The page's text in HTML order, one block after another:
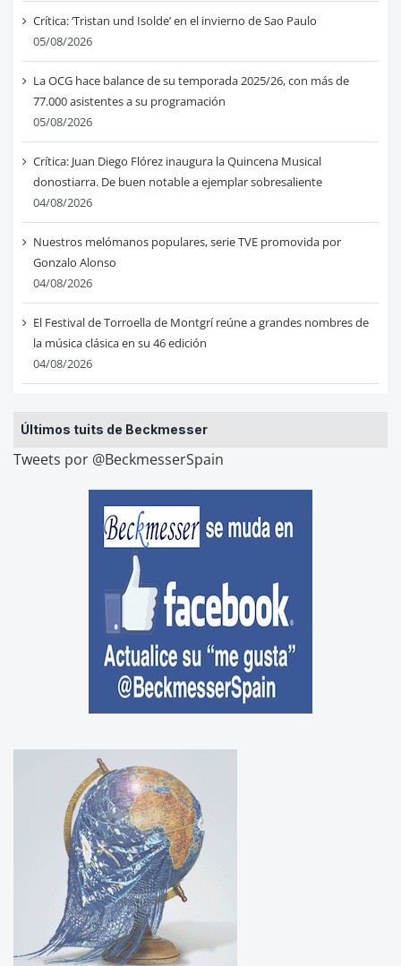
Crítica: ‘Tristan und Isolde’ en el invierno de Sao Paulo
05/08/2026
La OCG hace balance de su temporada 2025/26, con más de
77.000 asistentes a su programación
05/08/2026
Crítica: Juan Diego Flórez inaugura la Quincena Musical
donostiarra. De buen notable a ejemplar sobresaliente
04/08/2026
Nuestros melómanos populares, serie TVE promovida por
Gonzalo Alonso
04/08/2026
El Festival de Torroella de Montgrí reúne a grandes nombres de
la música clásica en su 46 edición
04/08/2026
Últimos tuits de Beckmesser
Tweets por @BeckmesserSpain